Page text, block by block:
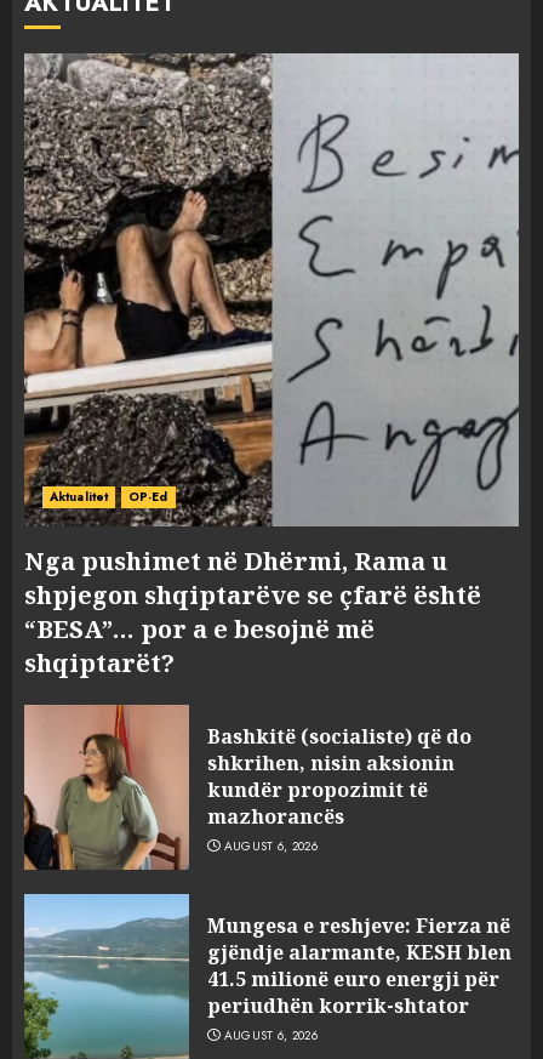
Aktualitet OP-Ed
Nga pushimet në Dhërmi, Rama u
shpjegon shqiptarëve se çfarë është
“BESA”… por a e besojnë më
shqiptarët?
Bashkitë (socialiste) që do
shkrihen, nisin aksionin
kundër propozimit të
mazhorancës
AUGUST 6, 2026
Mungesa e reshjeve: Fierza në
gjëndje alarmante, KESH blen
41.5 milionë euro energji për
periudhën korrik-shtator
AUGUST 6, 2026